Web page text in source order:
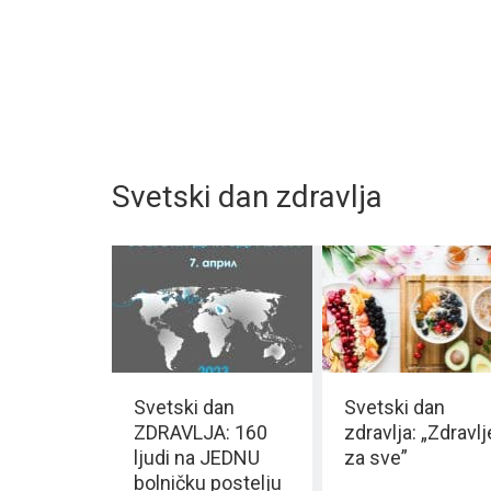
Svetski dan zdravlja
Svetski dan
ZDRAVLJA: 160
ljudi na JEDNU
bolničku postelju
Svetski dan
zdravlja:
za sve”